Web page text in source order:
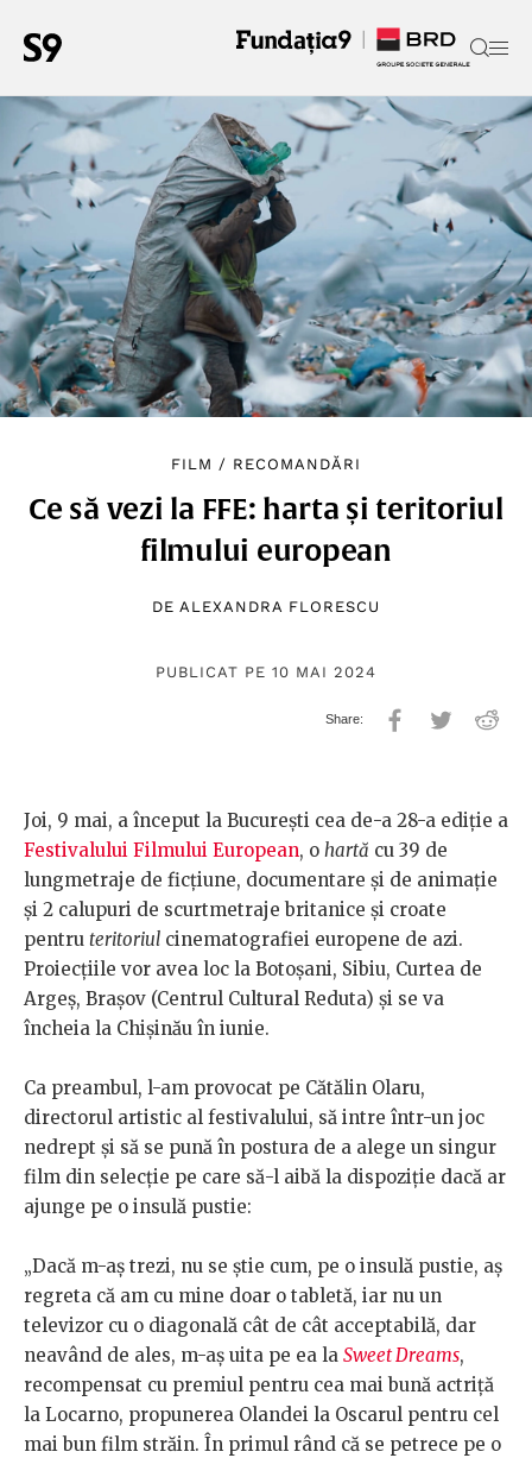
FILM / RECOMANDĂRI
Ce să vezi la FFE: harta și teritoriul
filmului european
DE ALEXANDRA FLORESCU
PUBLICAT PE 10 MAI 2024
Joi, 9 mai, a început la București cea de-a 28-a ediție a
Festivalului Filmului European, o hartă cu 39 de
lungmetraje de ficțiune, documentare și de animație
și 2 calupuri de scurtmetraje britanice și croate
pentru teritoriul cinematografiei europene de azi.
Proiecțiile vor avea loc la Botoșani, Sibiu, Curtea de
Argeș, Brașov (Centrul Cultural Reduta) și se va
încheia la Chișinău în iunie.
Ca preambul, l-am provocat pe Cătălin Olaru,
directorul artistic al festivalului, să intre într-un joc
nedrept și să se pună în postura de a alege un singur
film din selecție pe care să-l aibă la dispoziție dacă ar
ajunge pe o insulă pustie:
„Dacă m-aș trezi, nu se știe cum, pe o insulă pustie, aș
regreta că am cu mine doar o tabletă, iar nu un
televizor cu o diagonală cât de cât acceptabilă, dar
neavând de ales, m-aș uita pe ea la Sweet Dreams,
recompensat cu premiul pentru cea mai bună actriță
la Locarno, propunerea Olandei la Oscarul pentru cel
mai bun film străin. În primul rând că se petrece pe o